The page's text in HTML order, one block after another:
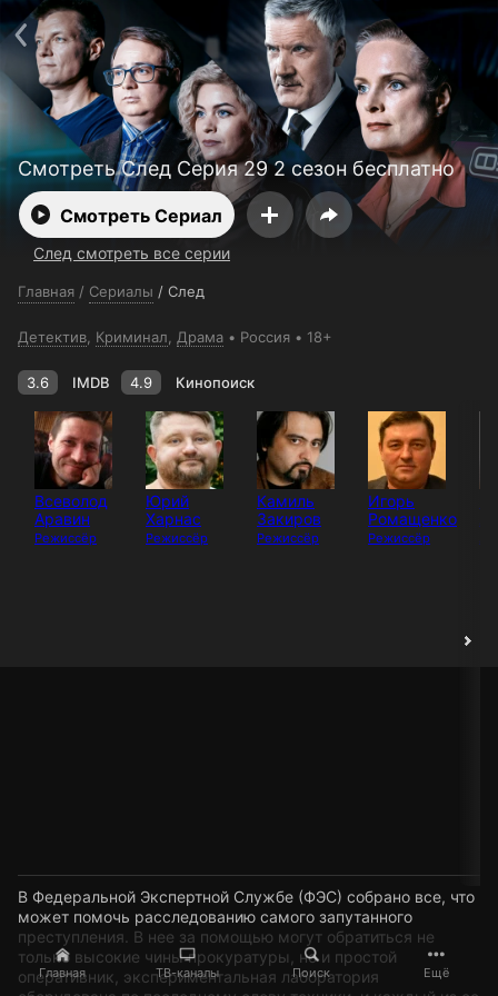
Главная ТВ-каналы Поиск Ещё
Смотреть След Серия 29 2 сезон бесплатно
Смотреть Сериал
След смотреть все серии
Главная / Сериалы / След
Детектив Криминал Драма Россия 18+
3.6 IMDB 4.9 Кинопоиск
Всеволод
Аравин
Режиссёр
Юрий
Харнас
Режиссёр
Камиль
Закиров
Режиссёр
Игорь
Ромащенко
Режиссёр
В Федеральной Экспертной Службе (ФЭС) собрано все, что
может помочь расследованию самого запутанного
преступления. В нее за помощью могут обратиться не
только высокие чины прокуратуры, но и простой
оперативник, экспериментальная лаборатория
Поддержка:support@24h.tv
О сервисе
Пользовательское соглашение
Политика конфиденциальности
Для партнёров
Открыть приложение
Ввести промокод
Установить на ТВ
Бесплатные каналы Контакты